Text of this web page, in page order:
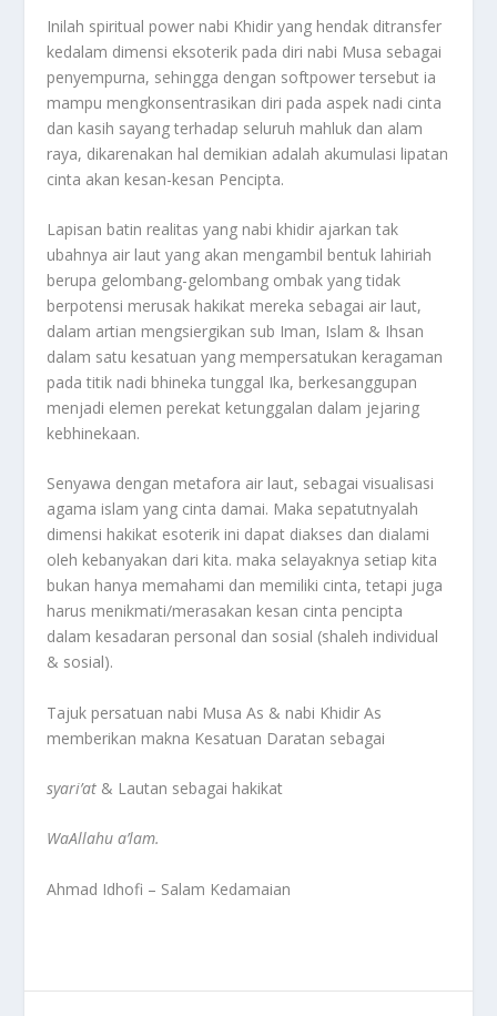
Inilah spiritual power nabi Khidir yang hendak ditransfer
kedalam dimensi eksoterik pada diri nabi Musa sebagai
penyempurna, sehingga dengan softpower tersebut ia
mampu mengkonsentrasikan diri pada aspek nadi cinta
dan kasih sayang terhadap seluruh mahluk dan alam
raya, dikarenakan hal demikian adalah akumulasi lipatan
cinta akan kesan-kesan Pencipta.
Lapisan batin realitas yang nabi khidir ajarkan tak
ubahnya air laut yang akan mengambil bentuk lahiriah
berupa gelombang-gelombang ombak yang tidak
berpotensi merusak hakikat mereka sebagai air laut,
dalam artian mengsiergikan sub Iman, Islam & Ihsan
dalam satu kesatuan yang mempersatukan keragaman
pada titik nadi bhineka tunggal Ika, berkesanggupan
menjadi elemen perekat ketunggalan dalam jejaring
kebhinekaan.
Senyawa dengan metafora air laut, sebagai visualisasi
agama islam yang cinta damai. Maka sepatutnyalah
dimensi hakikat esoterik ini dapat diakses dan dialami
oleh kebanyakan dari kita. maka selayaknya setiap kita
bukan hanya memahami dan memiliki cinta, tetapi juga
harus menikmati/merasakan kesan cinta pencipta
dalam kesadaran personal dan sosial (shaleh individual
& sosial).
Tajuk persatuan nabi Musa As & nabi Khidir As
memberikan makna Kesatuan Daratan sebagai
syari’at & Lautan sebagai hakikat
WaAllahu a’lam.
Ahmad Idhofi – Salam Kedamaian